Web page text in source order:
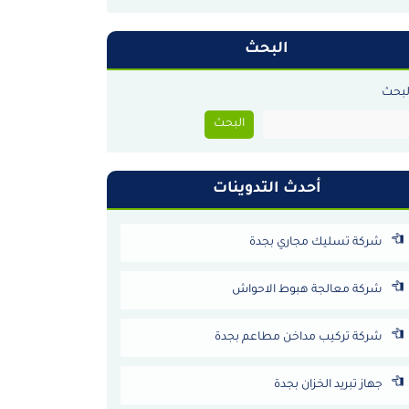
البحث
البحث
أحدث التدوينات
شركة تسليك مجاري بجدة
شركة معالجة هبوط الاحواش
شركة تركيب مداخن مطاعم بجدة
جهاز تبريد الخزان بجدة